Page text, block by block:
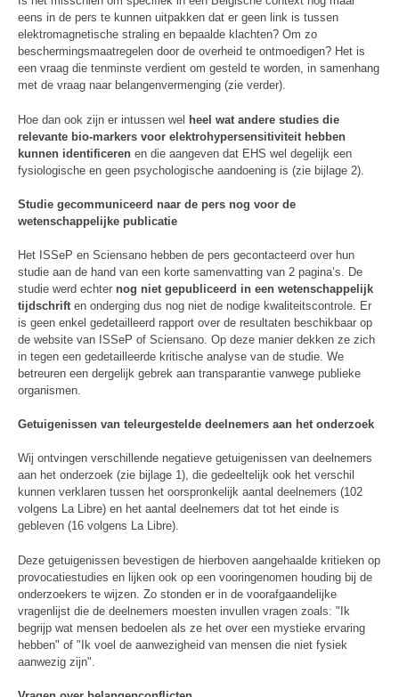
eens in de pers te kunnen uitpakken dat er geen link is tussen
elektromagnetische straling en bepaalde klachten? Om zo
beschermingsmaatregelen door de overheid te ontmoedigen? Het is
een vraag die tenminste verdient om gesteld te worden, in samenhang
met de vraag naar belangenvermenging (zie verder).
Hoe dan ook zijn er intussen wel heel wat andere studies die
relevante bio-markers voor elektrohypersensitiviteit hebben
kunnen identificeren en die aangeven dat EHS wel degelijk een
fysiologische en geen psychologische aandoening is (zie bijlage 2).
Studie gecommuniceerd naar de pers nog voor de
wetenschappelijke publicatie
Het ISSeP en Sciensano hebben de pers gecontacteerd over hun
studie aan de hand van een korte samenvatting van 2 pagina’s. De
studie werd echter nog niet gepubliceerd in een wetenschappelijk
tijdschriften onderging dus nog niet de nodige kwaliteitscontrole. Er
is geen enkel gedetailleerd rapport over de resultaten beschikbaar op
de website van ISSeP of Sciensano. Op deze manier dekken ze zich
in tegen een gedetailleerde kritische analyse van de studie. We
betreuren een dergelijk gebrek aan transparantie vanwege publieke
organismen.
Getuigenissen van teleurgestelde deelnemers aan het onderzoek
Wij ontvingen verschillende negatieve getuigenissen van deelnemers
aan het onderzoek (zie bijlage 1), die gedeeltelijk ook het verschil
kunnen verklaren tussen het oorspronkelijk aantal deelnemers (102
volgens La Libre) en het aantal deelnemers dat tot het einde is
gebleven (16 volgens La Libre).
Deze getuigenissen bevestigen de hierboven aangehaalde kritieken op
provocatiestudies en lijken ook op een vooringenomen houding bij de
onderzoekers te wijzen. Zo stonden er in de voorafgaandelijke
vragenlijst die de deelnemers moesten invullen vragen zoals: "Ik
begrijp wat mensen bedoelen als ze het over een mystieke ervaring
hebben" of "Ik voel de aanwezigheid van mensen die niet fysiek
aanwezig zijn".